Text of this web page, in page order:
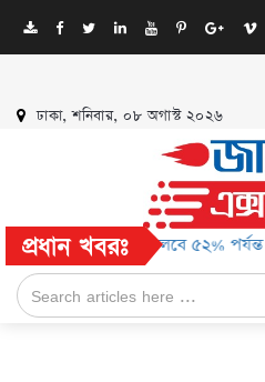
ঢাকা, শনিবার, ০৮ অগাস্ট ২০২৬
প্রধান খবরঃ
ব্র্যান্ড, মিলবে ৫২% পর্যন্ত ছাড়